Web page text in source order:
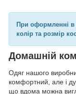
При оформленні в
колір та розмір
Домашній
Одяг нашого
комфортний, але і
що вдома можна